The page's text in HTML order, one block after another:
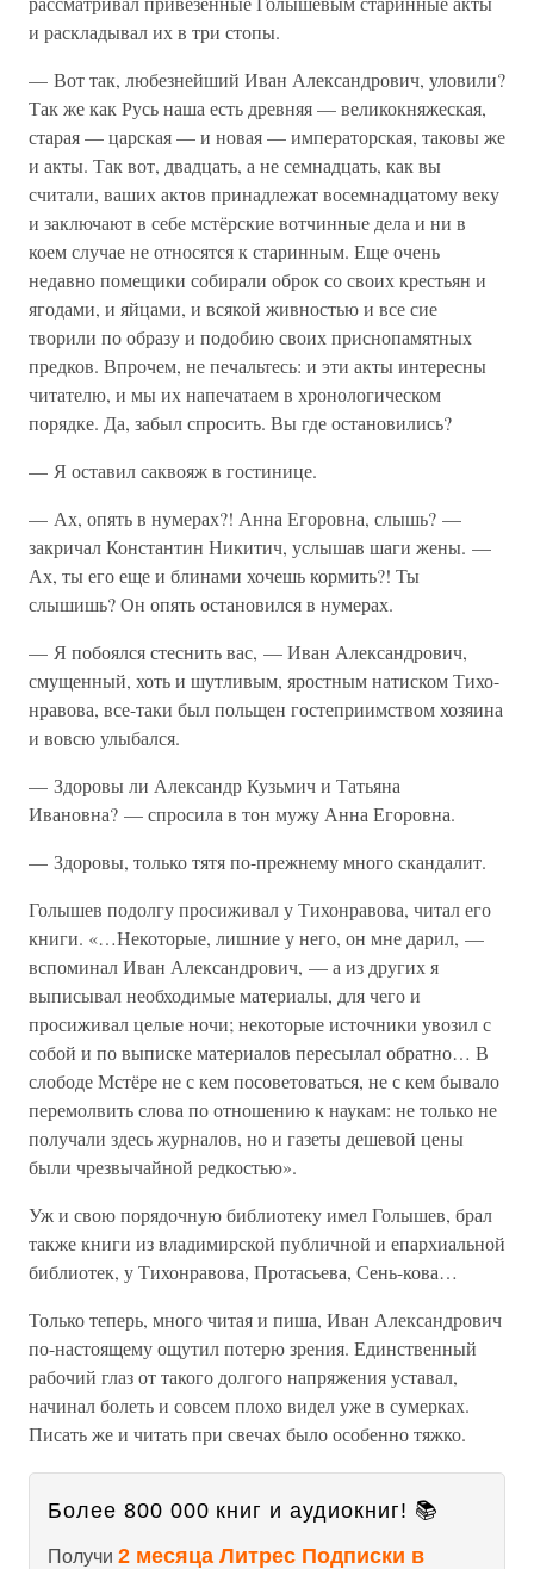
и раскладывал их в три стопы.
— Вот так, любезнейший Иван Александрович, уловили?
Так же как Русь наша есть древняя — великокняжеская,
старая — царская — и новая — императорская, таковы же
и акты. Так вот, двадцать, а не семнадцать, как вы
считали, ваших актов принадлежат восемнадцатому веку
и заключают в себе мстёрские вотчинные дела и ни в
коем случае не относятся к старинным. Еще очень
недавно помещики собирали оброк со своих крестьян и
ягодами, и яйцами, и всякой живностью и все сие
творили по образу и подобию своих приснопамятных
предков. Впрочем, не печальтесь: и эти акты интересны
читателю, и мы их напечатаем в хронологическом
порядке. Да, забыл спросить. Вы где остановились?
— Я оставил саквояж в гостинице.
— Ах, опять в нумерах?! Анна Егоровна, слышь? —
закричал Константин Никитич, услышав шаги жены. —
Ах, ты его еще и блинами хочешь кормить?! Ты
слышишь? Он опять остановился в нумерах.
— Я побоялся стеснить вас, — Иван Александрович,
смущенный, хоть и шутливым, яростным натиском Тихо-
нравова, все-таки был польщен гостеприимством хозяина
и вовсю улыбался.
— Здоровы ли Александр Кузьмич и Татьяна
Ивановна? — спросила в тон мужу Анна Егоровна.
— Здоровы, только тятя по-прежнему много скандалит.
Голышев подолгу просиживал у Тихонравова, читал его
книги. «…Некоторые, лишние у него, он мне дарил, —
вспоминал Иван Александрович, — а из других я
выписывал необходимые материалы, для чего и
просиживал целые ночи; некоторые источники увозил с
собой и по выписке материалов пересылал обратно… В
слободе Мстёре не с кем посоветоваться, не с кем бывало
перемолвить слова по отношению к наукам: не только не
получали здесь журналов, но и газеты дешевой цены
были чрезвычайной редкостью».
Уж и свою порядочную библиотеку имел Голышев, брал
также книги из владимирской публичной и епархиальной
библиотек, у Тихонравова, Протасьева, Сень-кова…
Только теперь, много читая и пиша, Иван Александрович
по-настоящему ощутил потерю зрения. Единственный
рабочий глаз от такого долгого напряжения уставал,
начинал болеть и совсем плохо видел уже в сумерках.
Писать же и читать при свечах было особенно тяжко.
Более 800 000 книг и аудиокниг! 📚
Получи 2 месяца Литрес Подписки в